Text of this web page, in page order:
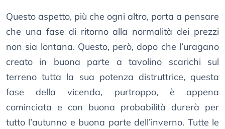
Questo aspetto, più che ogni altro, porta a pensare
che una fase di ritorno alla normalità dei prezzi
non sia lontana. Questo, però, dopo che l’uragano
creato in buona parte a tavolino scarichi sul
terreno tutta la sua potenza distruttrice, questa
fase della vicenda, purtroppo, è appena
cominciata e con buona probabilità durerà per
tutto l’autunno e buona parte dell’inverno. Tutte le